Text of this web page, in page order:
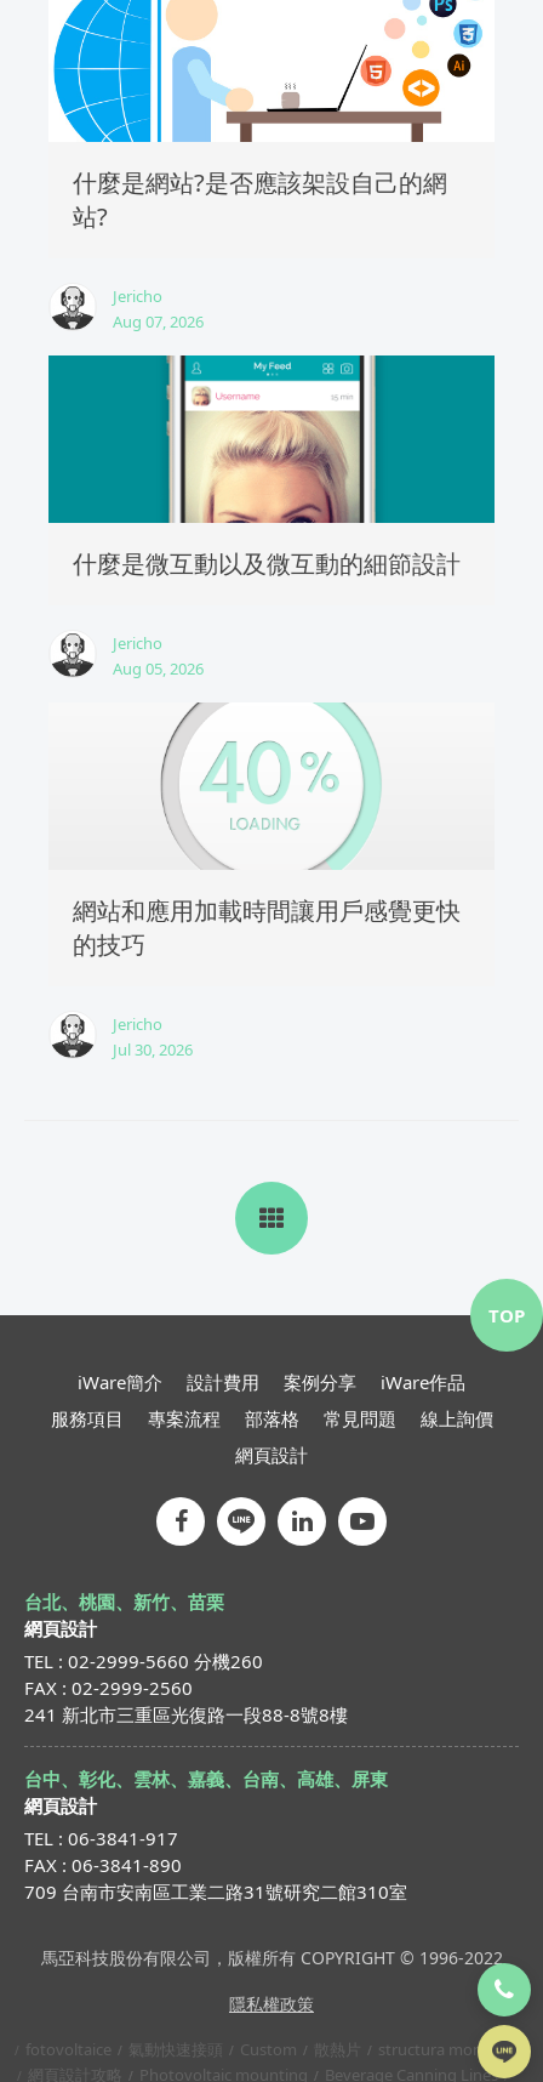
什麼是網站?是否應該架設自己的網
站?
Jericho
Aug 07, 2026
什麼是微互動以及微互動的細節設計
Jericho
Aug 05, 2026
網站和應用加載時間讓用戶感覺更快
的技巧
Jericho
Jul 30, 2026
iWare簡介 設計費用 案例分享
iWare作品
服務項目
專案流程 部落格 常見問題
線上詢價
網頁設計
台北、桃園、新竹、苗栗
網頁設計
TEL : 02-2999-5660 分機260
FAX : 02-2999-2560
241 新北市三重區光復路一段88-8號8樓
台中、彰化、雲林、嘉義、台南、高雄、屏東
網頁設計
TEL : 06-3841-917
FAX : 06-3841-890
709 台南市安南區工業二路31號研究二館310室
馬亞科技股份有限公司，版權所有 COPYRIGHT © 1996-2022
隱私權政策
fotovoltaice 氣動快速接頭 Custom 散熱片
structura montaj
網頁設計攻略
Photovoltaic mounting Beverage Canning Lines
TOP